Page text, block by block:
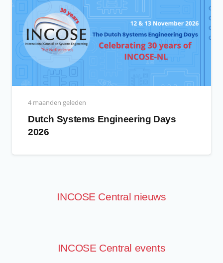
4 maanden geleden
Dutch Systems Engineering Days
2026
INCOSE Central nieuws
INCOSE Central events